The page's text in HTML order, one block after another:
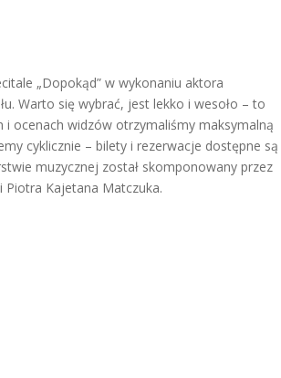
„Dopokąd” w wykonaniu aktora
Warto się wybrać, jest lekko i wesoło – to
i ocenach widzów otrzymaliśmy maksymalną
cyklicznie – bilety i rezerwacje dostępne są
muzycznej został skomponowany przez
Piotra Kajetana Matczuka.